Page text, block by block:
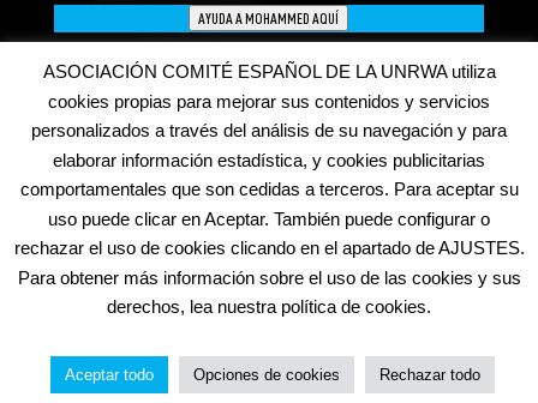
AYUDA A MOHAMMED AQUÍ
Inicio Aviso Legal
Política de Cookies
Política de Privacidad
Otras webs de UNRWA
Copyright © 2020 UNRWA España. CIF G-84334903. Todos derechos
reservados.
ASOCIACIÓN COMITÉ ESPAÑOL DE LA UNRWA utiliza
cookies propias para mejorar sus contenidos y servicios
personalizados a través del análisis de su navegación y para
elaborar información estadística, y cookies publicitarias
comportamentales que son cedidas a terceros. Para aceptar su
uso puede clicar en Aceptar. También puede configurar o
rechazar el uso de cookies clicando en el apartado de AJUSTES.
Para obtener más información sobre el uso de las cookies y sus
derechos, lea nuestra política de cookies.
Aceptar todo Opciones de cookies Rechazar todo